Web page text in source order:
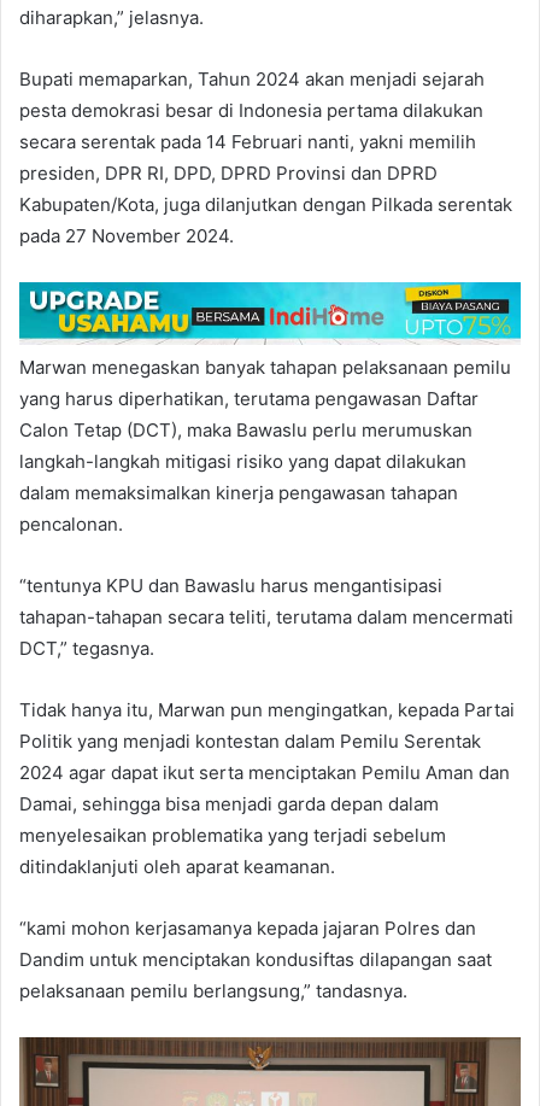
diharapkan,” jelasnya.
Bupati memaparkan, Tahun 2024 akan menjadi sejarah
pesta demokrasi besar di Indonesia pertama dilakukan
secara serentak pada 14 Februari nanti, yakni memilih
presiden, DPR RI, DPD, DPRD Provinsi dan DPRD
Kabupaten/Kota, juga dilanjutkan dengan Pilkada serentak
pada 27 November 2024.
Marwan menegaskan banyak tahapan pelaksanaan pemilu
yang harus diperhatikan, terutama pengawasan Daftar
Calon Tetap (DCT), maka Bawaslu perlu merumuskan
langkah-langkah mitigasi risiko yang dapat dilakukan
dalam memaksimalkan kinerja pengawasan tahapan
pencalonan.
“tentunya KPU dan Bawaslu harus mengantisipasi
tahapan-tahapan secara teliti, terutama dalam mencermati
DCT,” tegasnya.
Tidak hanya itu, Marwan pun mengingatkan, kepada Partai
Politik yang menjadi kontestan dalam Pemilu Serentak
2024 agar dapat ikut serta menciptakan Pemilu Aman dan
Damai, sehingga bisa menjadi garda depan dalam
menyelesaikan problematika yang terjadi sebelum
ditindaklanjuti oleh aparat keamanan.
“kami mohon kerjasamanya kepada jajaran Polres dan
Dandim untuk menciptakan kondusiftas dilapangan saat
pelaksanaan pemilu berlangsung,” tandasnya.